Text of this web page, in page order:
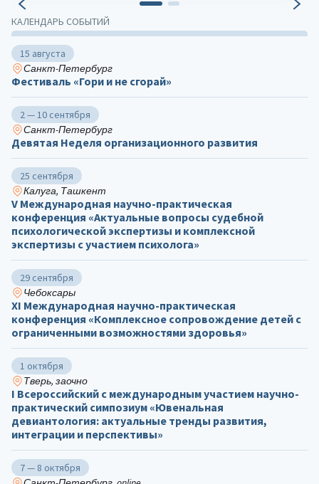
КАЛЕНДАРЬ СОБЫТИЙ
15 августа
Санкт-Петербург
Фестиваль «Гори и не сгорай»
2 — 10 сентября
Санкт-Петербург
Девятая Неделя организационного развития
25 сентября
Калуга, Ташкент
V Международная научно-практическая
конференция «Актуальные вопросы судебной
психологической экспертизы и комплексной
экспертизы с участием психолога»
29 сентября
Чебоксары
ХΙ Международная научно-практическая
конференция «Комплексное сопровождение детей с
ограниченными возможностями здоровья»
1 октября
Тверь, заочно
I Всероссийский с международным участием научно-
практический симпозиум «Ювенальная
девиантология: актуальные тренды развития,
интеграции и перспективы»
7 — 8 октября